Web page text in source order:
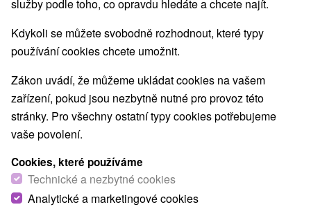
Nejprodávanější
1.
služby podle toho, co opravdu hledáte a chcete najít.
Kdykoli se můžete svobodně rozhodnout, které typy
používání cookies chcete umožnit.
Zákon uvádí, že můžeme ukládat cookies na vašem
zařízení, pokud jsou nezbytně nutné pro provoz této
stránky. Pro všechny ostatní typy cookies potřebujeme
vaše povolení.
Cookies, které používáme
Technické a nezbytné cookies
Analytické a marketingové cookies